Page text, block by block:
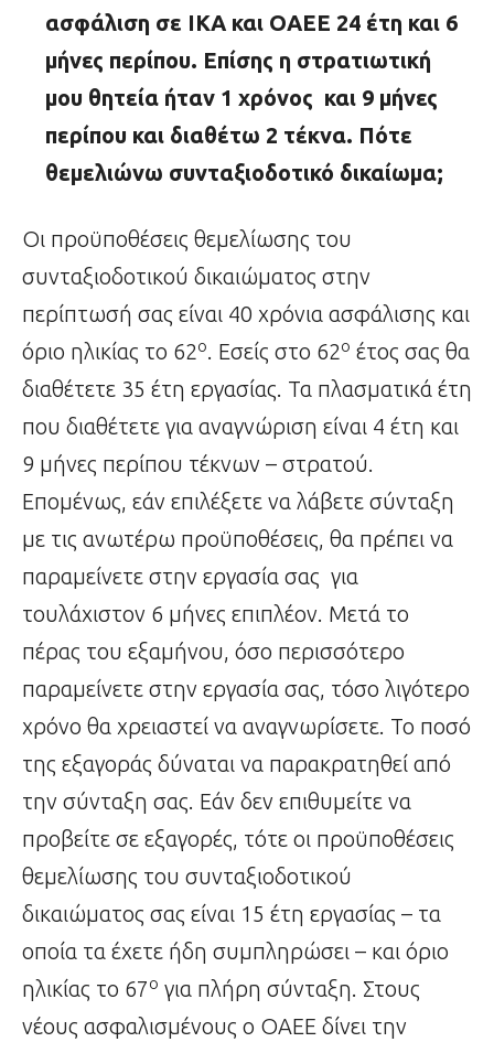
ασφάλιση σε ΙΚΑ και ΟΑΕΕ 24 έτη και 6
μήνες περίπου. Επίσης η στρατιωτική
μου θητεία ήταν 1 χρόνος και 9 μήνες
περίπου και διαθέτω 2 τέκνα. Πότε
θεμελιώνω συνταξιοδοτικό δικαίωμα;
Οι προϋποθέσεις θεμελίωσης του
συνταξιοδοτικού δικαιώματος στην
περίπτωσή σας είναι 40 χρόνια ασφάλισης και
όριο ηλικίας το 62ο. Εσείς στο 62ο έτος σας θα
διαθέτετε 35 έτη εργασίας. Τα πλασματικά έτη
που διαθέτετε για αναγνώριση είναι 4 έτη και
9 μήνες περίπου τέκνων – στρατού.
Επομένως, εάν επιλέξετε να λάβετε σύνταξη
με τις ανωτέρω προϋποθέσεις, θα πρέπει να
παραμείνετε στην εργασία σας για
τουλάχιστον 6 μήνες επιπλέον. Μετά το
πέρας του εξαμήνου, όσο περισσότερο
παραμείνετε στην εργασία σας, τόσο λιγότερο
χρόνο θα χρειαστεί να αναγνωρίσετε. Το ποσό
της εξαγοράς δύναται να παρακρατηθεί από
την σύνταξη σας. Εάν δεν επιθυμείτε να
προβείτε σε εξαγορές, τότε οι προϋποθέσεις
θεμελίωσης του συνταξιοδοτικού
δικαιώματος σας είναι 15 έτη εργασίας – τα
οποία τα έχετε ήδη συμπληρώσει – και όριο
ηλικίας το 67ο για πλήρη σύνταξη. Στους
νέους ασφαλισμένους ο ΟΑΕΕ δίνει την